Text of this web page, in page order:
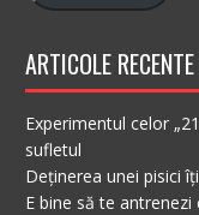
ARTICOLE RECENTE
Experimentul celor
sufletul
Deținerea unei pisici
E bine să te